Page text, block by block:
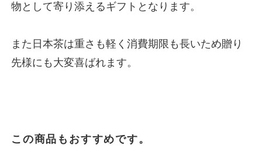
物として寄り添えるギフトとなります。
また日本茶は重さも軽く消費期限も長いため贈り
先様にも大変喜ばれます。
この商品もおすすめです。